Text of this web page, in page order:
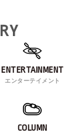
ENTERTAINMENT
エンターテイメント
COLUMN